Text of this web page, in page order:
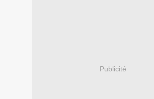
Publicité